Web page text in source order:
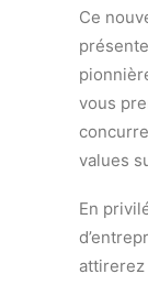
Ce
vous
values
En
attirerez